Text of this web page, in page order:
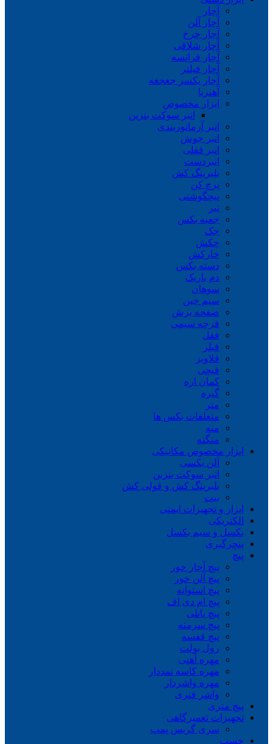
آچار
آچار آلن
آچار چرخ
آچار شلاقی
آچار فرانسه
آچار فیلتر
آچار یکسر جغجغه
آهنربا
ابزار مخصوص
انبر سوکت بنزین
انبر آرماتوربندی
انبر جوش
انبر قفلی
انبردست
بلبرینگ کش
پرچ کن
پیچگوشتی
تبر
جعبه بکس
جک
چکش
خارکش
دسته بکس
دم باریک
سوهان
سیم چین
صفحه برش
فرچه سیمی
ففل
فیلر
قلاویز
قیچی
کمان اره
گیره
متر
متعلقات بکس ها
مته
منگنه
ابزار مخصوص مکانیکی
آلن بکسی
انبر سوکت بنزین
بلبرینگ کش و فولی کش
بیت
ابزار و تجهیزات ایمنی
الکتریکی
بکسل و سیم بکسل
پنچرگیری
پیچ
پیچ آچار خور
پیچ آلن خور
پیچ استوانه
پیچ ام دی اف
پیچ پانلی
پیچ سرمته
پیچ قفسه
رول بولت
مهره آهنی
مهره کاسه نمددار
مهره واشردار
واشر فنری
پیچ متری
تجهیزات تعمیرگاهی
سری گریس پمپ
چسب